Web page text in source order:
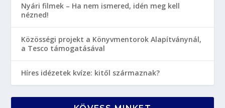
Nyári filmek – Ha nem ismered, idén meg kell
nézned!
Közösségi projekt a Könyvmentorok Alapítványnál,
a Tesco támogatásával
Híres idézetek kvíze: kitől származnak?